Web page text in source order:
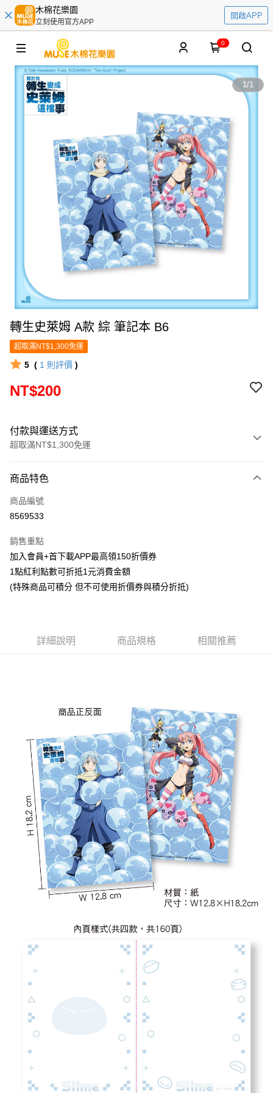
木棉花樂園
立刻使用官方APP
開啟APP
0
1/1
轉生史萊姆 A款 綜 筆記本 B6
超取滿NT$1,300免運
5 ( 1 則評價 )
NT$200
付款與運送方式
超取滿NT$1,300免運
信用卡一次付款
超商取貨付款
Apple Pay
悠遊付
貨到付款
每筆NT$65，滿NT$1,300(含以上)免運費
每筆NT$65，滿NT$1,300(含以上)免運費
(不開放使用，請勿選取）
每筆NT$9,999
7-11取貨付款
每筆NT$65，滿NT$1,300(含以上)免運費
付款後7-11取貨
每筆NT$65，滿NT$1,300(含以上)免運費
宅配-木棉花樂園專用
每筆NT$100，滿NT$1,300(含以上)免運費
宅配-離島(澎湖/金門/馬祖)-木棉花樂園專用
每筆NT$220
黑貓宅配-貨到付款
每筆NT$150
商品特色
商品編號
8569533
銷售重點
加入會員+首下載APP最高領150折價券
1點紅利點數可折抵1元消費金額
(特殊商品可積分 但不可使用折價券與積分折抵)
詳細說明 商品規格 相關推薦